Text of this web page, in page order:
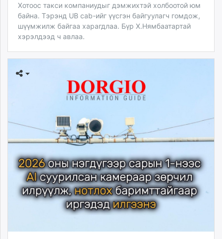
Хотоос такси компаниудыг дэмжихтэй холбоотой юм
байна. Тэрэнд UB cab-ийг үүсгэн байгуулагч гомдож,
шүүмжилж байгаа харагдлаа. Бүр Х.Нямбаатартай
хэрэлдээд ч авлаа.